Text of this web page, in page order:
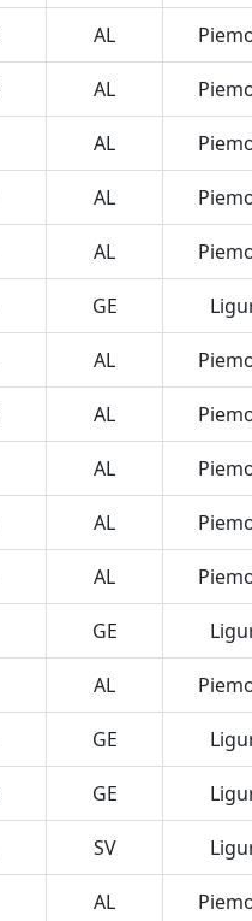
AL
AL
AL
AL
AL
GE
AL
AL
AL
AL
AL
GE
AL
GE
GE
SV
AL